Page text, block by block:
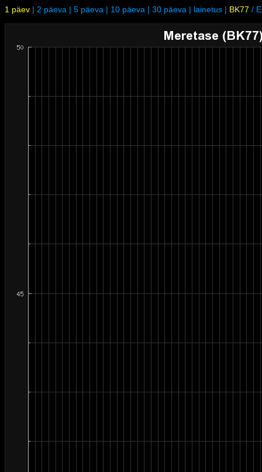
1 päev | 2 päeva | 5 päeva | 10 päeva | 30 päeva | lainetus | BK77 /